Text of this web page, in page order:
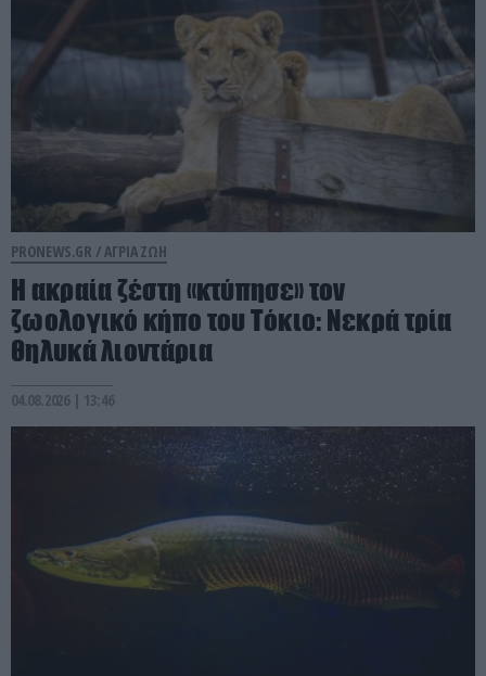
PRONEWS.GR /ΑΓΡΙΑ ΖΩΗ
Η ακραία ζέστη «κτύπησε» τον
ζωολογικό κήπο του Τόκιο: Νεκρά τρία
θηλυκά λιοντάρια
04.08.2026 | 13:46